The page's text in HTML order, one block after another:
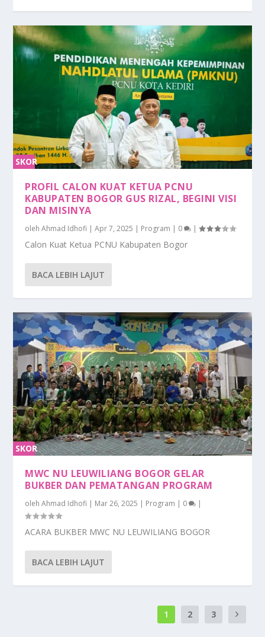
SKOR
PROFIL CALON KUAT KETUA PCNU
KABUPATEN BOGOR GUS RIZAL, BEGINI VISI
DAN MISINYA
olehAhmad Idhofi |Apr 7, 2025 | Program | 0 |
Calon Kuat Ketua PCNU Kabupaten Bogor
BACA LEBIH LAJUT
SKOR
MWC NU LEUWILIANG BOGOR GELAR
BUKBER DAN PEMATANGAN PROGRAM
olehAhmad Idhofi | Mar 26, 2025 | Program | 0 |
ACARA BUKBER MWC NU LEUWILIANG BOGOR
BACA LEBIH LAJUT
1 2 3